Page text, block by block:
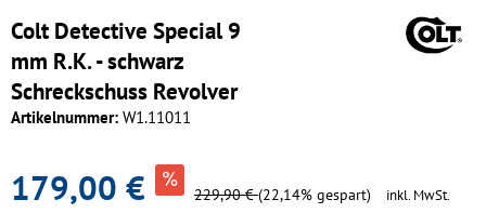
Colt Detective Special 9
mm R.K. - schwarz
Schreckschuss Revolver
Artikelnummer: W1.11011
179,00 € 229,90 €(22,14% gespart)
inkl. MwSt.